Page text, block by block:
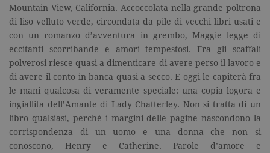
Mountain View, California. Accoccolata nella grande poltrona
di liso velluto verde, circondata da pile di vecchi libri usati e
con un romanzo d’avventura in grembo, Maggie legge di
eccitanti scorribande e amori tempestosi. Fra gli scaffali
polverosi riesce quasi a dimenticare di avere perso il lavoro e
di avere il conto in banca quasi a secco. E oggi le capiterà fra
le mani qualcosa di veramente speciale: una copia logora e
ingiallita dell’Amante di Lady Chatterley. Non si tratta di un
libro qualsiasi, perché i margini delle pagine nascondono la
corrispondenza di un uomo e una donna che non si
conoscono, Henry e Catherine. Parole d’amore e